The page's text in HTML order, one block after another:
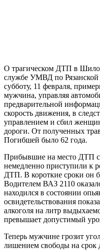
О трагическом ДТП в
службе УМВД по Рязанской
субботу, 11 февраля,
мужчина, управляя
предварительной
скорость движения, в
управлением и сбил
дороги. От полученных
Погибшей было 62 года.
Прибывшие на место ДТП
немедленно приступили к
ДТП. В короткие сроки он
Водителем ВАЗ 2110
находился в состоянии
освидетельствования
алкоголя на литр
превышает допустимый
Теперь мужчине грозит
лишением свободы на срок